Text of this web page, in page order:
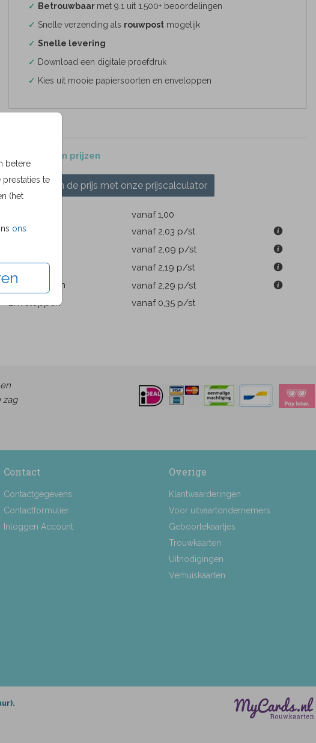
betere
te
(het
ons
✓ Betrouwbaar met 9.1 uit 1.500+ beoordelingen
✓ Snelle verzending als rouwpostmogelijk
✓ Snelle levering
✓ Download een digitale proefdruk
✓ Kies uit mooie papiersoorten en enveloppen
Formaten en prijzen
Bereken de prijs met onze prijscalculator
vanaf 1,00
8.6 × 12.9 cm
vanaf 2,03 p/st
vanaf 2,09 p/st
11.4 × 17.1 cm
vanaf 2,19 p/st
14.4 × 21.6 cm
vanaf 2,29 p/st
Enveloppen
vanaf 0,35 p/st
zag
Contact
Contactgegevens
Contactformulier
Inloggen Account
Overige
Klantwaarderingen
Voor uitvaartondernemers
Geboortekaartjes
Trouwkaarten
Uitnodigingen
Verhuiskaarten